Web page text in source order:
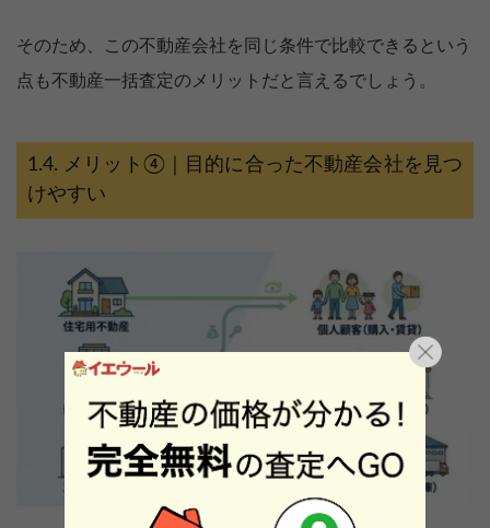
そのため、この不動産会社を同じ条件で比較できるという
点も不動産一括査定のメリットだと言えるでしょう。
メリット④｜目的に合った不動産会社を見つ
けやすい